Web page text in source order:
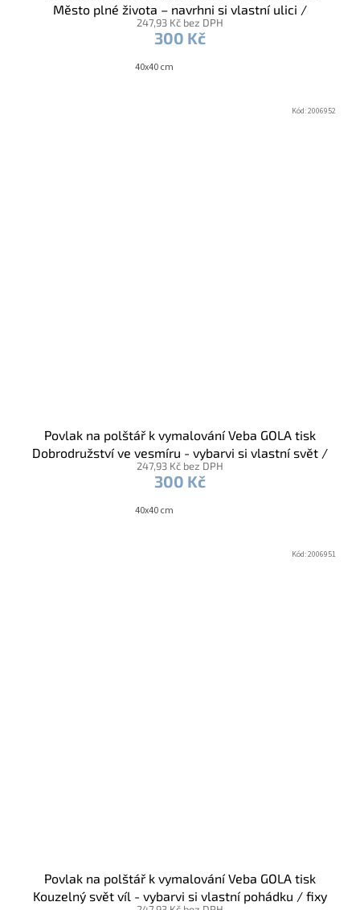
Město plné života – navrhni si vlastní ulici /
voskovky
247,93 Kč bez DPH
300 Kč
40x40 cm
Povlak na polštář k vymalování Veba GOLA tisk
Dobrodružství ve vesmíru - vybarvi si vlastní svět /
fixy
247,93 Kč bez DPH
300 Kč
40x40 cm
Kód:2006952
Povlak na polštář k vymalování Veba GOLA tisk
Kouzelný svět víl - vybarvi si vlastní pohádku / fixy
Kód:2006951